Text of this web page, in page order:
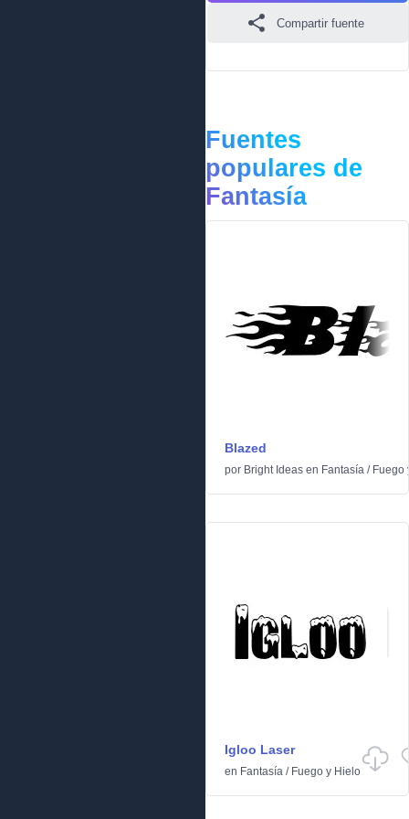
Compartir fuente
Fuentes
populares de
Fantasía
Blazed
por Bright Ideas en Fantasía / Fuego
Igloo Laser
en Fantasía / Fuego y Hielo